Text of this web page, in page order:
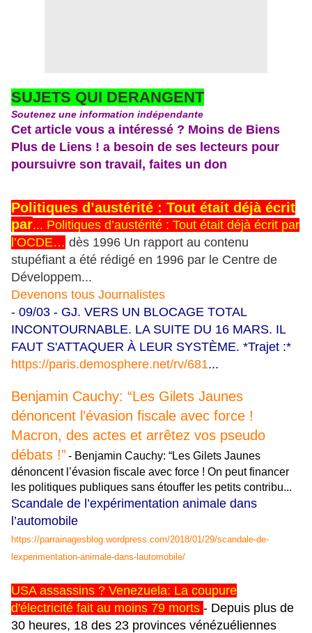
SUJETS QUI DERANGENT
Soutenez une information indépendante
Cet article vous a intéressé ? Moins de Biens
Plus de Liens ! a besoin de ses lecteurs pour
poursuivre son travail, faites un don
Politiques d’austérité : Tout était déjà écrit
par... Politiques d’austérité : Tout était déjà écrit par
l’OCDE… dès 1996 Un rapport au contenu
stupéfiant a été rédigé en 1996 par le Centre de
Développem...
Devenons tous Journalistes
- 09/03 - GJ. VERS UN BLOCAGE TOTAL
INCONTOURNABLE. LA SUITE DU 16 MARS. IL
FAUT S'ATTAQUER À LEUR SYSTÈME. *Trajet :*
https://paris.demosphere.net/rv/681...
Benjamin Cauchy: “Les Gilets Jaunes
dénoncent l’évasion fiscale avec force !
Macron, des actes et arrêtez vos pseudo
débats !” - Benjamin Cauchy: “Les Gilets Jaunes
dénoncent l’évasion fiscale avec force ! On peut financer
les politiques publiques sans étouffer les petits contribu...
Scandale de l’expérimentation animale dans
l’automobile
https://parrainagesblog.wordpress.com/2018/01/29/scandale-de-
lexperimentation-animale-dans-lautomobile/
USA assassins ? Venezuela: La coupure
d'électricité fait au moins 79 morts - Depuis plus de
30 heures, 18 des 23 provinces vénézuéliennes